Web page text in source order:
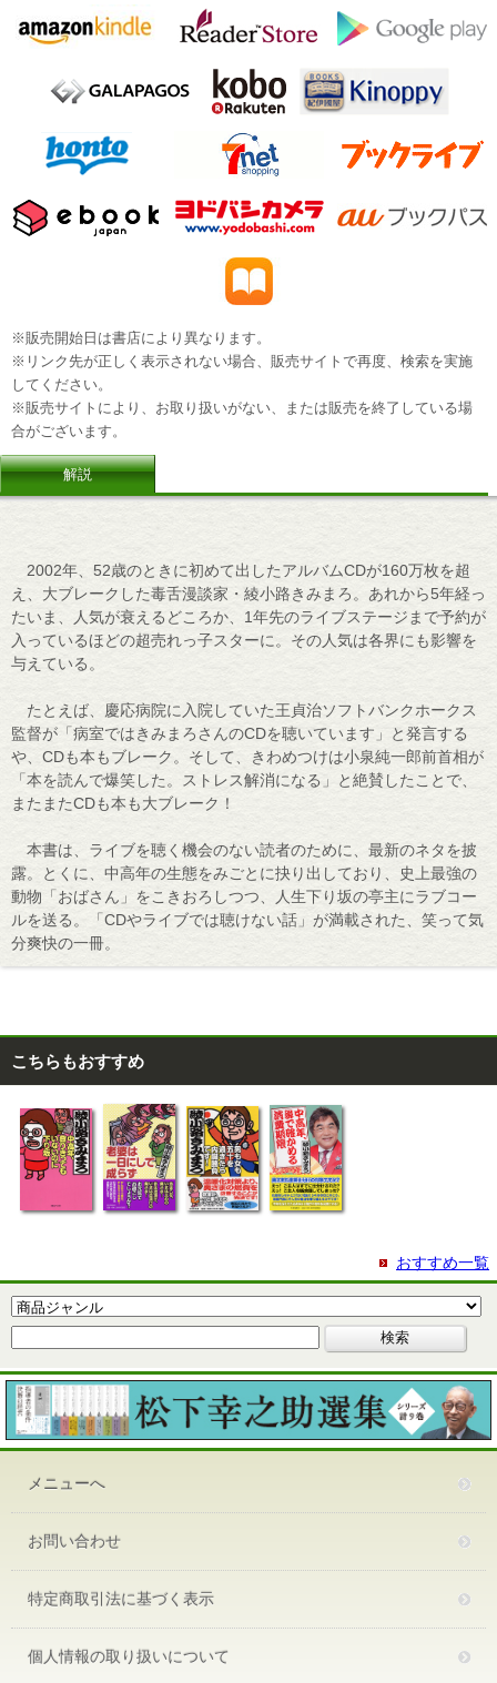
※販売開始日は書店により異なります。
※リンク先が正しく表示されない場合、販売サイトで再度、検索を実施
してください。
※販売サイトにより、お取り扱いがない、または販売を終了している場
合がございます。
解説
2002年、52歳のときに初めて出したアルバムCDが160万枚を超
え、大ブレークした毒舌漫談家・綾小路きみまろ。あれから5年経っ
たいま、人気が衰えるどころか、1年先のライブステージまで予約が
入っているほどの超売れっ子スターに。その人気は各界にも影響を
与えている。
たとえば、慶応病院に入院していた王貞治ソフトバンクホークス
監督が「病室ではきみまろさんのCDを聴いています」と発言する
や、CDも本もブレーク。そして、きわめつけは小泉純一郎前首相が
「本を読んで爆笑した。ストレス解消になる」と絶賛したことで、
またまたCDも本も大ブレーク！
本書は、ライブを聴く機会のない読者のために、最新のネタを披
露。とくに、中高年の生態をみごとに抉り出しており、史上最強の
動物「おばさん」をこきおろしつつ、人生下り坂の亭主にラブコー
ルを送る。「CDやライブでは聴けない話」が満載された、笑って気
分爽快の一冊。
こちらもおすすめ
おすすめ一覧
メニューへ
お問い合わせ
特定商取引法に基づく表示
個人情報の取り扱いについて